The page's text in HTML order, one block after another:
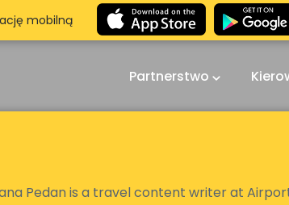
Partnerstwo
mobilną
Pedan is a travel content writer at